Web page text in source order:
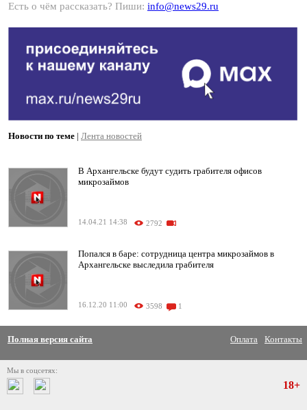
Есть о чём рассказать? Пиши: info@news29.ru
Новости по теме | Лента новостей
В Архангельске будут судить грабителя офисов
микрозаймов
14.04.21 14:38 2792
Попался в баре: сотрудница центра микрозаймов в
Архангельске выследила грабителя
16.12.20 11:00 3598 1
Полная версия сайта Оплата Контакты
Мы в соцсетях:
18+